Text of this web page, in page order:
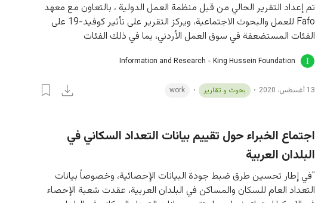
تم إعداد التقرير الحالي من قبل منظمة العمل الدولية ، بالتعاون مع معهد
Fafo للعمل والبحوث الاجتماعية، ويركز التقرير على تأثير كوفيد-19 على
الفئات المستضعفة في سوق العمل الأردني، بما في ذلك الفئات
Information and Research - King Hussein Foundation
13 أغسطس، 2020 بحوث و تقارير work
اجتماع الخبراء حول تقييم بيانات التعداد السكاني في
البلدان العربية
"في إطار تحسين طرق ضبط جودة البيانات الإحصائية، وخصوصاً بيانات
التعداد العام للسكان والمساكن في البلدان العربية، عقدت شعبة الإحصاء